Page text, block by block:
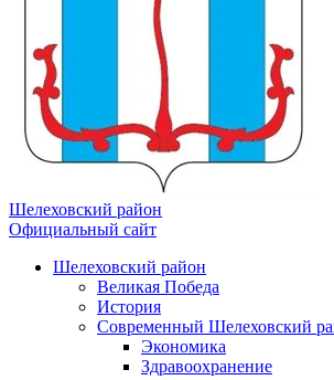
Шелеховский район
Официальный сайт
Шелеховский район
Великая Победа
История
Современный Шелеховский
Экономика
Здравоохранение